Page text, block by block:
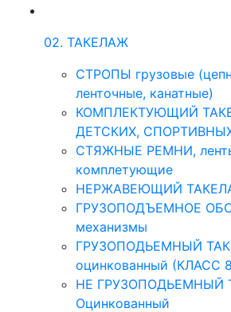
02. ТАКЕЛАЖ
СТРОПЫ грузовые
ленточные, канатные)
КОМПЛЕКТУЮЩИЙ
ДЕТСКИХ,
СТЯЖНЫЕ РЕМНИ,
комплетующие
НЕРЖАВЕЮЩИЙ
ГРУЗОПОДЪЕМНОЕ
механизмы
ГРУЗОПОДЬЕМНЫЙ
оцинкованный (КЛАСС
НЕ ГРУЗОПОДЬЕМНЫЙ
Оцинкованный